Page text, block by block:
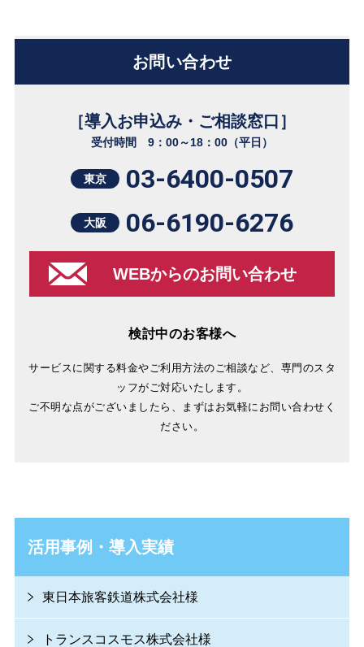
お問い合わせ
［導入お申込み・ご相談窓口］
受付時間 9：00～18：00（平日）
東京 03-6400-0507
大阪 06-6190-6276
WEBからのお問い合わせ
検討中のお客様へ
サービスに関する料金やご利用方法のご相談など、専門のスタ
ッフがご対応いたします。
ご不明な点がございましたら、まずはお気軽にお問い合わせく
ださい。
活用事例・導入実績
東日本旅客鉄道株式会社様
トランスコスモス株式会社様